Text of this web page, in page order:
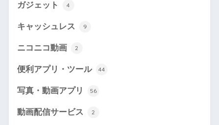
ガジェット 4
キャッシュレス 9
ニコニコ動画 2
便利アプリ・ツール 44
写真・動画アプリ 56
動画配信サービス 2